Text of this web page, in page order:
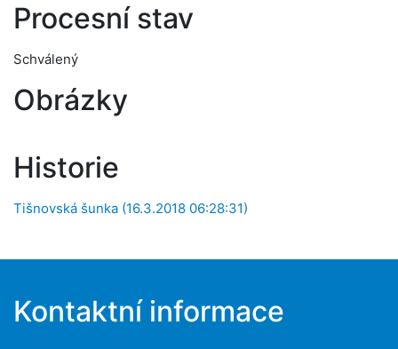
Procesní stav
Schválený
Obrázky
Historie
Tišnovská šunka (16.3.2018 06:28:31)
Kontaktní informace